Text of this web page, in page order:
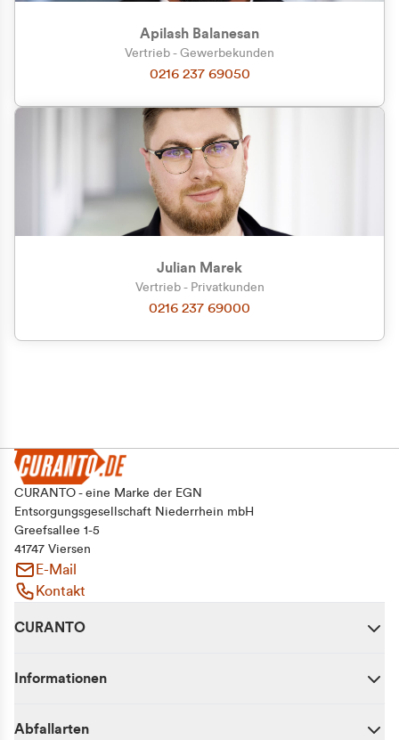
Zu welcher Kundengruppe
gehören Sie?
Privatkunde (inkl. MwSt.)
Geschäftskunde (exkl. MwSt.)
Apilash Balanesan
Vertrieb - Gewerbekunden
0216 237 69050
Julian Marek
Vertrieb - Privatkunden
0216 237 69000
CURANTO - eine Marke der EGN
Entsorgungsgesellschaft Niederrhein mbH
Greefsallee 1-5
41747 Viersen
E-Mail
Kontakt
CURANTO
Informationen
Abfallarten